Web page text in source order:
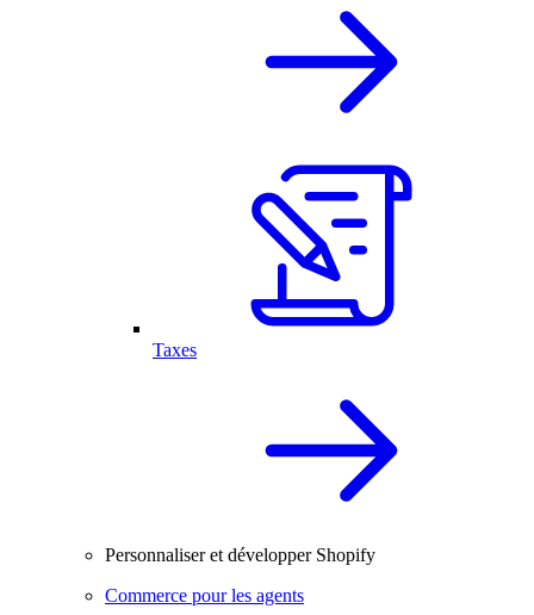
Taxes
Personnaliser et développer Shopify
Commerce pour les agents